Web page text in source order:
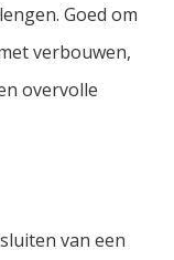
Goed om
verbouwen,
overvolle
van een